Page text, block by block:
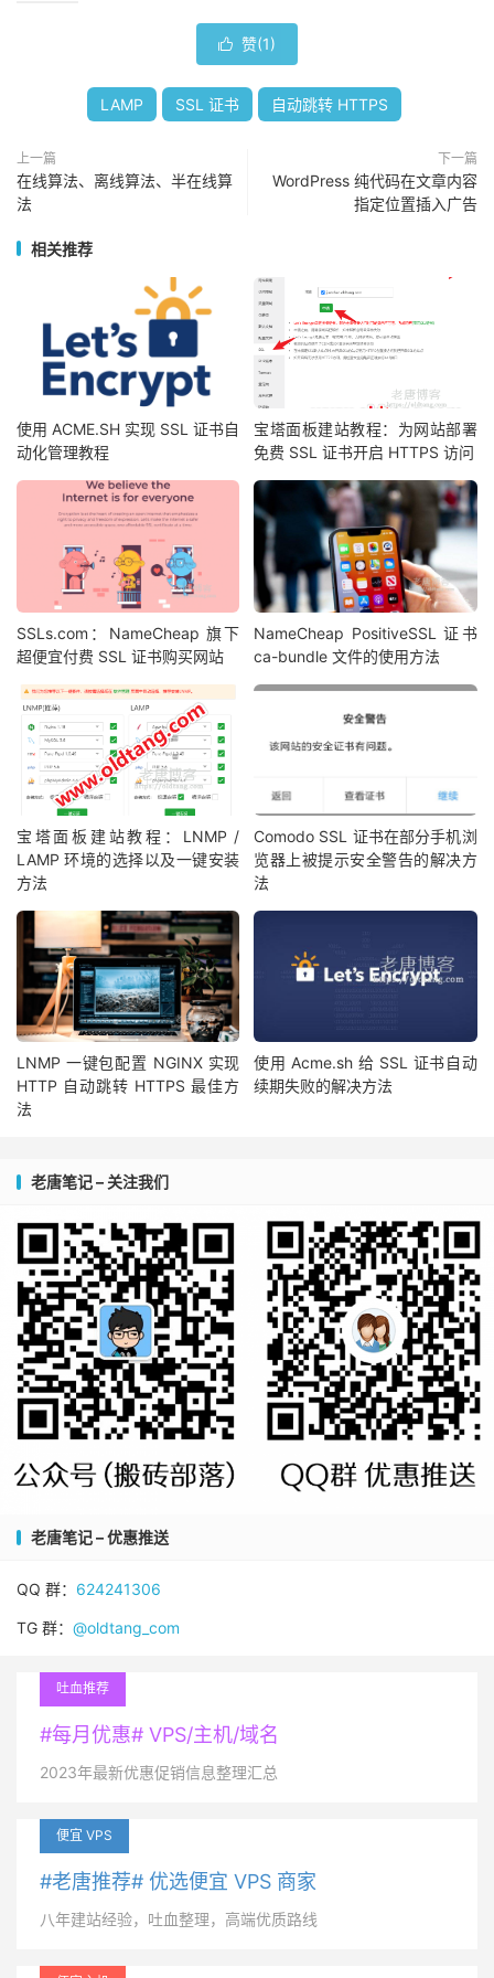
 赞(1)
LAMP SSL 证书 自动跳转 HTTPS
上一篇
在线算法、离线算法、半在线算
法
下一篇
WordPress 纯代码在文章内容
指定位置插入广告
相关推荐
使用 ACME.SH 实现 SSL 证书自
动化管理教程
宝塔面板建站教程：为网站部署
免费 SSL 证书开启 HTTPS 访问
SSLs.com：NameCheap 旗下
超便宜付费 SSL 证书购买网站
NameCheap PositiveSSL 证书
ca-bundle 文件的使用方法
宝塔面板建站教程：LNMP /
LAMP 环境的选择以及一键安装
方法
Comodo SSL 证书在部分手机浏
览器上被提示安全警告的解决方
法
LNMP 一键包配置 NGINX 实现
HTTP 自动跳转 HTTPS 最佳方
法
使用 Acme.sh 给 SSL 证书自动
续期失败的解决方法
老唐笔记 – 关注我们
老唐笔记 – 优惠推送
QQ 群： 624241306
TG 群： @oldtang_com
吐血推荐
#每月优惠# VPS/主机/域名
2023年最新优惠促销信息整理汇总
便宜 VPS
#老唐推荐# 优选便宜 VPS 商家
八年建站经验，吐血整理，高端优质路线